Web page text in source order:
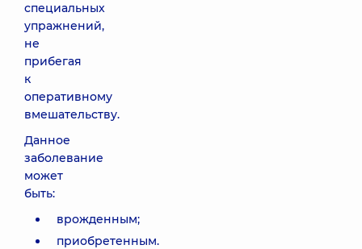
специальных
упражнений,
не
прибегая
к
оперативному
вмешательству.
Данное
заболевание
может
быть:
врожденным;
приобретенным.